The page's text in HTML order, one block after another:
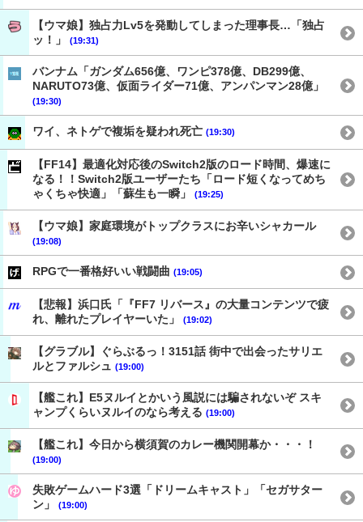
【ウマ娘】独占力Lv5を発動してしまった理事長…「独占
ッ！」
(19:31)
バンナム「ガンダム656億、ワンピ378億、DB299億、
NARUTO73億、仮面ライダー71億、アンパンマン28億」
(19:30)
ワイ、ネトゲで複垢を疑われ死亡 (19:30)
【FF14】最適化対応後のSwitch2版のロード時間、爆速に
なる！！Switch2版ユーザーたち「ロード短くなってめち
ゃくちゃ快適」「蘇生も一瞬」
(19:25)
【ウマ娘】家庭環境がトップクラスにお辛いシャカール
(19:08)
RPGで一番格好いい戦闘曲 (19:05)
【悲報】浜口氏「『FF7 リバース』の大量コンテンツで疲
れ、離れたプレイヤーいた」
(19:02)
【グラブル】ぐらぶるっ！3151話 街中で出会ったサリエ
ルとファルシュ (19:00)
【艦これ】E5ヌルイとかいう風説には騙されないぞ スキ
ャンプくらいヌルイのなら考える (19:00)
【艦これ】今日から横須賀のカレー機関開幕か・・・！
(19:00)
失敗ゲームハード3選「ドリームキャスト」「セガサター
ン」
(19:00)